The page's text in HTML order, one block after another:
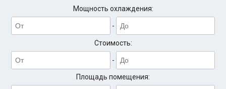
Мощность охлаждения:
-
Стоимость:
-
Площадь помещения: